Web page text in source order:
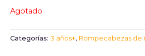
Agotado
Categorías: 3 años+, Rompecabezas de